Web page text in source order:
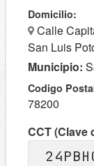
Domicilio:
Calle
San Luis
Municipio:
Codigo
78200
CCT (Clave